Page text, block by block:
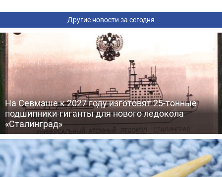
Другие новости за сегодня
На Севмаше к 2027 году изготовят 25-тонные
подшипники-гиганты для нового ледокола
«Сталинград»